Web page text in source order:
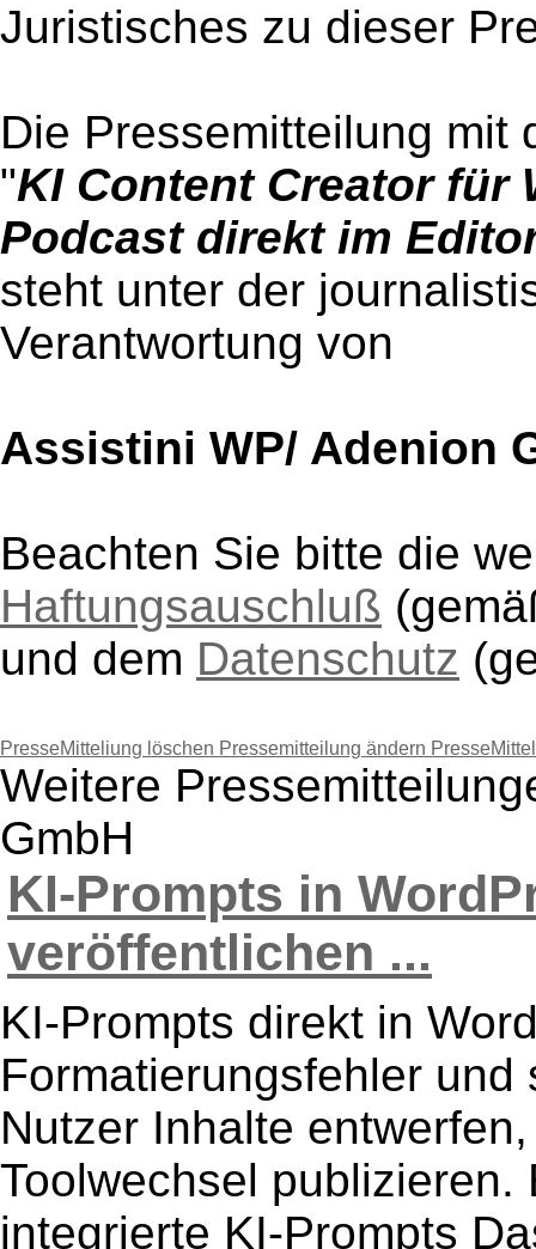
Juristisches zu dieser
Die Pressemitteilung mit
"KI Content Creator für
Podcast direkt im
steht unter der
Verantwortung von
Assistini WP/ Adenion
Beachten Sie bitte die
Haftungsauschluß
und dem Datenschutz
PresseMitteliung löschen Pressemitteilung ändern
Weitere
GmbH
KI-Prompts in
veröffentlichen ...
KI-Prompts direkt in
Formatierungsfehler
Nutzer Inhalte
Toolwechsel
integrierte KI-Prompts